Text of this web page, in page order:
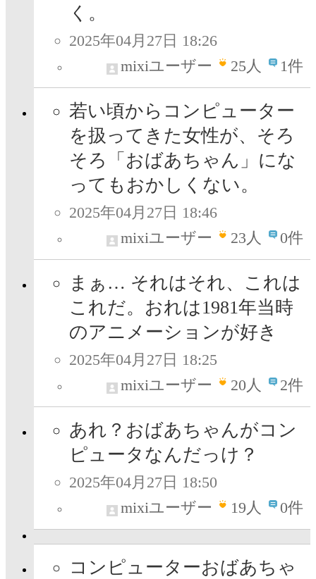
く。
2025年04月27日 18:26
mixiユーザー
25人 1件
若い頃からコンピューター
を扱ってきた女性が、そろ
そろ「おばあちゃん」にな
ってもおかしくない。
2025年04月27日 18:46
mixiユーザー
23人 0件
まぁ… それはそれ、これは
これだ。おれは1981年当時
のアニメーションが好き
2025年04月27日 18:25
mixiユーザー
20人 2件
あれ？おばあちゃんがコン
ピュータなんだっけ？
2025年04月27日 18:50
mixiユーザー
19人 0件
コンピューターおばあちゃ